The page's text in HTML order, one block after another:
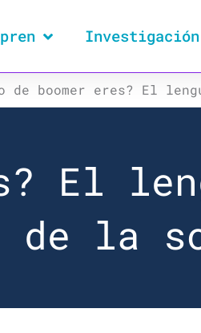
Investigación
de boomer eres? El
El
de la